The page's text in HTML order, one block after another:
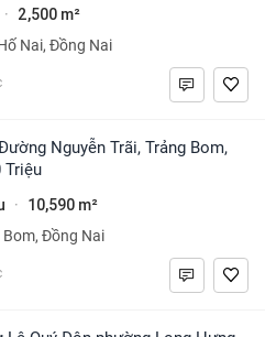
· 2,500 m²
Nai, Đồng Nai
Triệu
· 10,590 m²
Bom, Đồng Nai